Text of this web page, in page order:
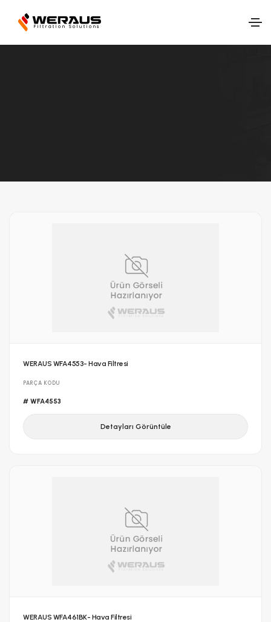
WERAUS WFA4553- Hava Filtresi
PARÇA KODU
# WFA4553
Detayları Görüntüle
WERAUS WFA461BK- Hava Filtresi